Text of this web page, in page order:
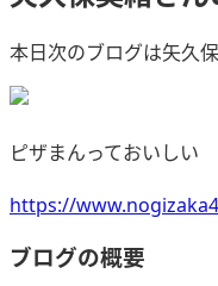
本日次のブログは矢久保
ピザまんっておいしい
https://
ブログの概要